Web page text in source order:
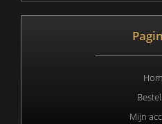
Mijn